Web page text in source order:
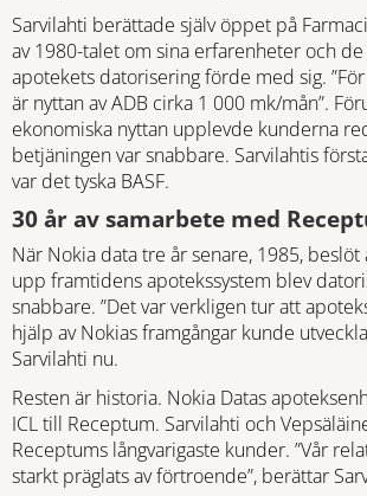
Sarvilahti berättade själv öppet på
av 1980-talet om sina erfarenheter och
apotekets datorisering förde med sig.
är nyttan av ADB cirka 1 000 mk/mån”.
ekonomiska nyttan upplevde kunderna
betjäningen var snabbare. Sarvilahtis
var det tyska BASF.
30 år av samarbete med
När Nokia data tre år senare, 1985, beslöt
upp framtidens apotekssystem blev
snabbare. ”Det var verkligen tur att
hjälp av Nokias framgångar kunde
Sarvilahti nu.
Resten är historia. Nokia Datas
ICL till Receptum. Sarvilahti och
Receptums långvarigaste kunder. ”Vår
starkt präglats av förtroende”, berättar